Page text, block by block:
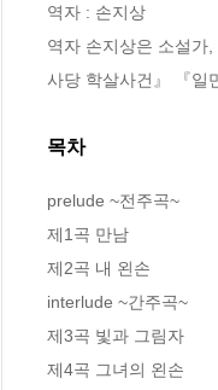
역자 : 손지상
역자 손지상은 소설가
사당 학살사건』 『일
목차
prelude ~전주곡~
제1곡 만남
제2곡 내 왼손
interlude ~간주곡~
제3곡 빛과 그림자
제4곡 그녀의 왼손